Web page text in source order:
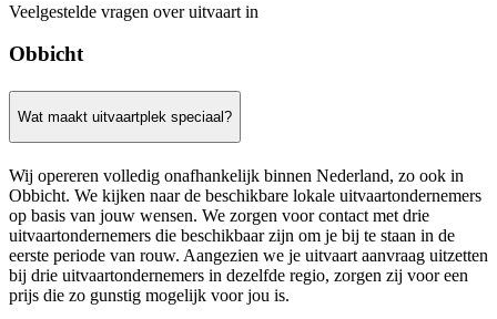
Veelgestelde vragen over uitvaart in
Obbicht
Wat maakt uitvaartplek speciaal?
Wij opereren volledig onafhankelijk binnen Nederland, zo ook in
Obbicht. We kijken naar de beschikbare lokale uitvaartondernemers
op basis van jouw wensen. We zorgen voor contact met drie
uitvaartondernemers die beschikbaar zijn om je bij te staan in de
eerste periode van rouw. Aangezien we je uitvaart aanvraag uitzetten
bij drie uitvaartondernemers in dezelfde regio, zorgen zij voor een
prijs die zo gunstig mogelijk voor jou is.